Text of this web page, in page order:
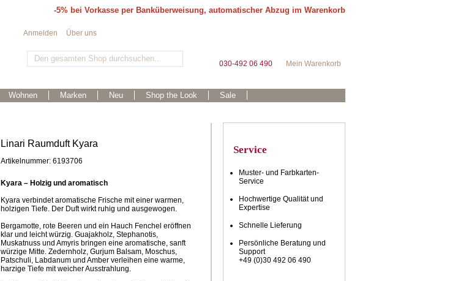
-5% bei Vorkasse per Banküberweisung, automatischer Abzug im Warenkorb
Mein Warenkorb
030-492 06 490
Wohnen Marken Neu Shop the Look Sale
Anmelden Über uns
Linari Raumduft Kyara
Artikelnummer: 6193706
Kyara – Holzig und aromatisch
Kyara verbindet aromatische Frische mit einer warmen,
holzigen Tiefe. Der Duft wirkt ruhig und ausgewogen.
Bergamotte, rote Beeren und ein Hauch Fenchel eröffnen
klar und leicht würzig. Guajakholz, Stephanotis,
Muskatnuss und Amyris bringen eine aromatische, sanft
würzige Mitte. Zedernholz, Gurjum Balsam, Moschus,
Patschuli, Labdanum und Amber verleihen eine warme,
harzige Tiefe mit weicher Ausstrahlung.
Service
Muster- und Farbkarten-
Service
Hochwertige Qualität und
Expertise
Schnelle Lieferung
Persönliche Beratung und
Support
+49 (0)30 492 06 490